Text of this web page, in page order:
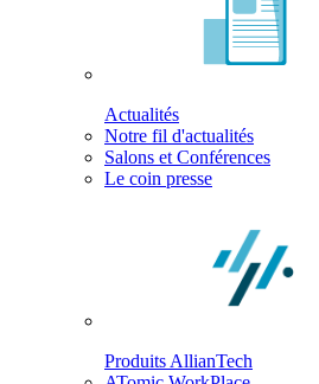
Actualités
Notre fil d'actualités
Salons et Conférences
Le coin presse
Produits AllianTech